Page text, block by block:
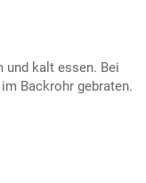
und kalt essen. Bei
Backrohr gebraten.